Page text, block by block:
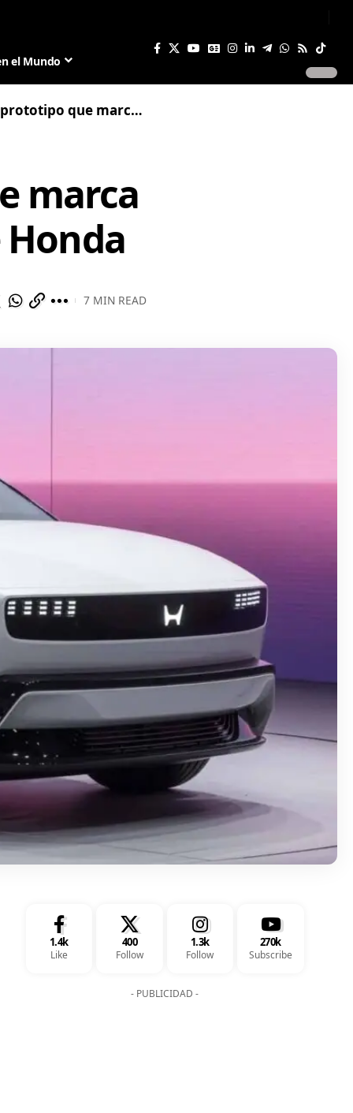
el Mundo
el inicio de la era eléctrica de Honda
marca
7 MIN READ
1.4k
Like
400
Follow
1.3k
Follow
270k
Subscribe
- PUBLICIDAD -